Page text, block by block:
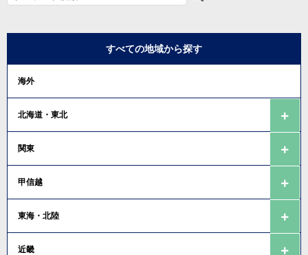
すべての地域から探す
海外
北海道・東北
関東
甲信越
東海・北陸
近畿